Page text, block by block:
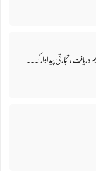
سندھ کے ضلع خیرپور میں اعلیٰ معیار کا لیتھیم دریافت، تجارتی پیداوار کی تیاری شروع